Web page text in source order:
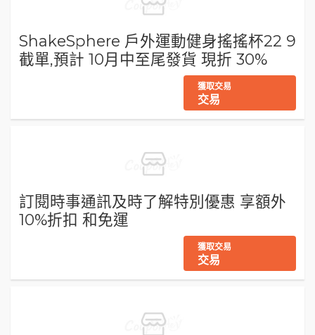
ShakeSphere 戶外運動健身搖搖杯22 9
截單,預計 10月中至尾發貨 現折 30%
獲取交易
交易
訂閱時事通訊及時了解特別優惠 享額外
10%折扣 和免運
獲取交易
交易